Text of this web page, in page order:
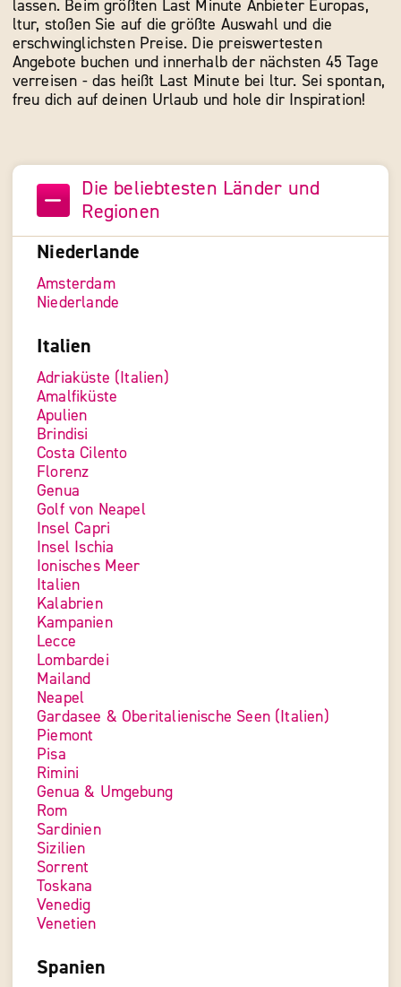
lassen. Beim größten Last Minute Anbieter Europas,
ltur, stoßen Sie auf die größte Auswahl und die
erschwinglichsten Preise. Die preiswertesten
Angebote buchen und innerhalb der nächsten 45 Tage
verreisen - das heißt Last Minute bei ltur. Sei spontan,
freu dich auf deinen Urlaub und hole dir Inspiration!
Die beliebtesten Länder und
Regionen
Niederlande
Amsterdam
Niederlande
Italien
Adriaküste (Italien)
Amalfiküste
Apulien
Brindisi
Costa Cilento
Florenz
Genua
Golf von Neapel
Insel Capri
Insel Ischia
Ionisches Meer
Italien
Kalabrien
Kampanien
Lecce
Lombardei
Mailand
Neapel
Gardasee & Oberitalienische Seen (Italien)
Piemont
Pisa
Rimini
Genua & Umgebung
Rom
Sardinien
Sizilien
Sorrent
Toskana
Venedig
Venetien
Spanien